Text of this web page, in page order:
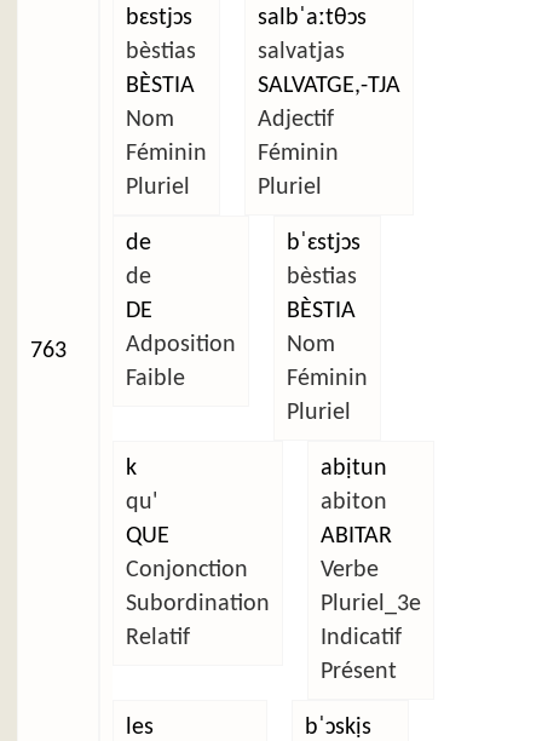
763
bɛstjɔs
bèstias
BÈSTIA
Nom
Féminin
Pluriel
salbˈaːtθɔs
salvatjas
SALVATGE,-TJA
Adjectif
Féminin
Pluriel
de
de
DE
Adposition
Faible
bˈɛstjɔs
bèstias
BÈSTIA
Nom
Féminin
Pluriel
k
qu'
QUE
Conjonction
Subordination
Relatif
abịtun
abiton
ABITAR
Verbe
Pluriel_3e
Indicatif
Présent
les
bˈɔskịs